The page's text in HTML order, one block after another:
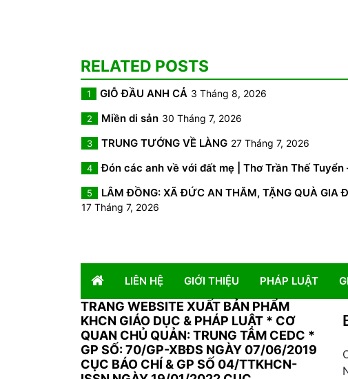
RELATED POSTS
1 GIỖ ĐẦU ANH CẢ 3 Tháng 8, 2026
2 Miền di sản 30 Tháng 7, 2026
3 TRUNG TƯỚNG VỀ LÀNG 27 Tháng 7, 2026
4 Đón các anh về với đất mẹ | Thơ Trần Thế Tuyển
5 LÂM ĐỒNG: XÃ ĐỨC AN THĂM, TẶNG QUÀ GIA
17 Tháng 7, 2026
LIÊN HỆ GIỚI THIỆU PHÁP LUẬT
TRANG WEBSITE XUẤT BẢN PHẨM
KHCN GIÁO DỤC & PHÁP LUẬT * CƠ
QUAN CHỦ QUẢN: TRUNG TÂM CEDC *
GP SỐ: 70/GP-XBĐS NGÀY 07/06/2019
CỤC BÁO CHÍ & GP SỐ 04/TTKHCN-